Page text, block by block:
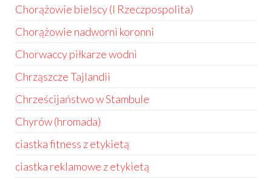
Chorążowie bielscy (I Rzeczpospolita)
Chorążowie nadworni koronni
Chorwaccy piłkarze wodni
Chrząszcze Tajlandii
Chrześcijaństwo w Stambule
Chyrów (hromada)
ciastka fitness z etykietą
ciastka reklamowe z etykietą